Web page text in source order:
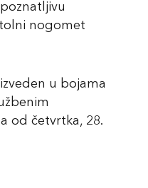
nogomet
u bojama
od četvrtka, 28.